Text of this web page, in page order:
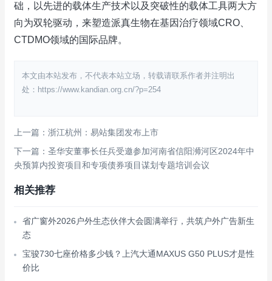
础，以先进的载体生产技术以及突破性的载体工具两大方
向为双轮驱动，来塑造派真生物在基因治疗领域CRO、
CTDMO领域的国际品牌。
本文由本站发布，不代表本站立场，转载请联系作者并注明出
处：https://www.kandian.org.cn/?p=254
上一篇：浙江杭州：易站集团发布上市
下一篇：圣华安董事长任兵受邀参加河南省信阳浉河区2024年中
央预算内投资项目和专项债券项目谋划专题培训会议
相关推荐
省广窗外2026户外生态伙伴大会圆满举行，共筑户外广告新生
态
宝骏730七座价格多少钱？上汽大通MAXUS G50 PLUS才是性
价比